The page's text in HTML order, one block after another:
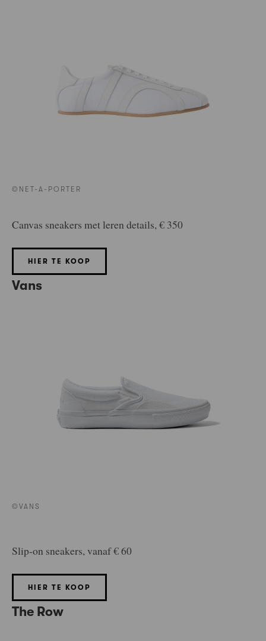
©NET-A-PORTER
Canvas sneakers met leren details, € 350
HIER TE KOOP
Vans
©VANS
Slip-on sneakers, vanaf € 60
HIER TE KOOP
The Row